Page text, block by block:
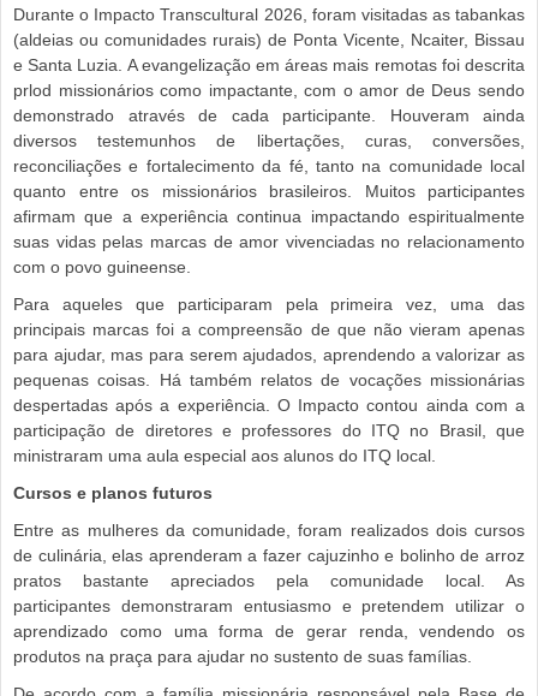
Durante o Impacto Transcultural 2026, foram visitadas as tabankas
(aldeias ou comunidades rurais) de Ponta Vicente, Ncaiter, Bissau
e Santa Luzia. A evangelização em áreas mais remotas foi descrita
prlod missionários como impactante, com o amor de Deus sendo
demonstrado através de cada participante. Houveram ainda
diversos testemunhos de libertações, curas, conversões,
reconciliações e fortalecimento da fé, tanto na comunidade local
quanto entre os missionários brasileiros. Muitos participantes
afirmam que a experiência continua impactando espiritualmente
suas vidas pelas marcas de amor vivenciadas no relacionamento
com o povo guineense.
Para aqueles que participaram pela primeira vez, uma das
principais marcas foi a compreensão de que não vieram apenas
para ajudar, mas para serem ajudados, aprendendo a valorizar as
pequenas coisas. Há também relatos de vocações missionárias
despertadas após a experiência. O Impacto contou ainda com a
participação de diretores e professores do ITQ no Brasil, que
ministraram uma aula especial aos alunos do ITQ local.
Cursos e planos futuros
Entre as mulheres da comunidade, foram realizados dois cursos
de culinária, elas aprenderam a fazer cajuzinho e bolinho de arroz
pratos bastante apreciados pela comunidade local. As
participantes demonstraram entusiasmo e pretendem utilizar o
aprendizado como uma forma de gerar renda, vendendo os
produtos na praça para ajudar no sustento de suas famílias.